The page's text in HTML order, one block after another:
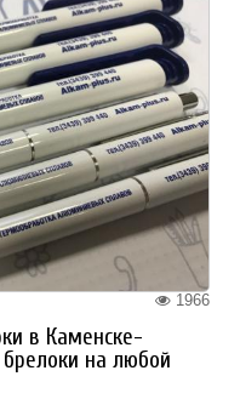
1966
в Каменске-
на любой